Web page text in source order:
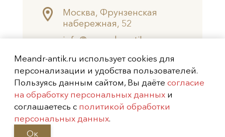
Москва, Фрунзенская
набережная, 52
info@meandr-antik.ru
+7 (499) 242-8474
+7 (925) 506-6926
Не является публичной офертой
Меандр-Антик
Meandr-antik.ru использует cookies для
персонализации и удобства пользователей.
Пользуясь данным сайтом, Вы даёте согласие
на обработку персональных данных и
соглашаетесь с политикой обработки
персональных данных.
Ок